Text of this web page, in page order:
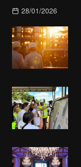
28/01/2026